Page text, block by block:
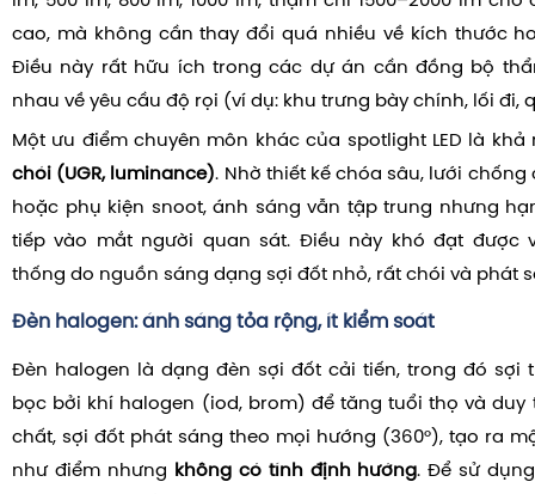
cao, mà không cần thay đổi quá nhiều về kích thước
Điều này rất hữu ích trong các dự án cần đồng bộ
nhau về yêu cầu độ rọi (ví dụ: khu trưng bày chính, lối đi,
Một ưu điểm chuyên môn khác của spotlight LED là
chói (UGR, luminance). Nhờ thiết kế chóa sâu, lưới
hoặc phụ kiện snoot, ánh sáng vẫn tập trung nhưng
tiếp vào mắt người quan sát. Điều này khó đạt được
thống do nguồn sáng dạng sợi đốt nhỏ, rất chói và phát
Đèn halogen: ánh sáng tỏa rộng, ít kiểm soát
Đèn halogen là dạng đèn sợi đốt cải tiến, trong đó sợi
bọc bởi khí halogen (iod, brom) để tăng tuổi thọ và duy
chất, sợi đốt phát sáng theo mọi hướng (360°), tạo ra
như điểm nhưng không có tính định hướng. Để sử